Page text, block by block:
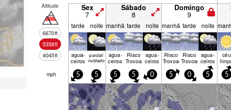
Altitude
6670ft
5358ft
4045ft
Sex
7
Sábado
8
Domingo
9
tarde noite manhã tarde noite manhã tarde noite
agua­
ceiros
parcial/
nublado
agua­
ceiros
Risco
Trovoada
agua­
ceiros
Risco
Trovoada
Risco
Trovoada
agua­
ceiros
céu
mph 5 5 5 5 0 5 0 5 5